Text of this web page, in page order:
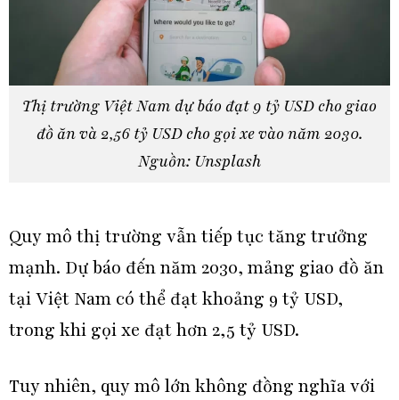
Thị trường Việt Nam dự báo đạt 9 tỷ USD cho giao
đồ ăn và 2,56 tỷ USD cho gọi xe vào năm 2030.
Nguồn: Unsplash
Quy mô thị trường vẫn tiếp tục tăng trưởng
mạnh. Dự báo đến năm 2030, mảng giao đồ ăn
tại Việt Nam có thể đạt khoảng 9 tỷ USD,
trong khi gọi xe đạt hơn 2,5 tỷ USD.
Tuy nhiên, quy mô lớn không đồng nghĩa với